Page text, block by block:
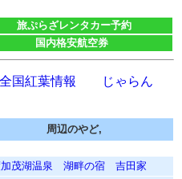
旅ぷらざレンタカー予約
国内格安航空券
全国紅葉情報 じゃらん
周辺のやど,
加茂湖温泉 湖畔の宿 吉田家